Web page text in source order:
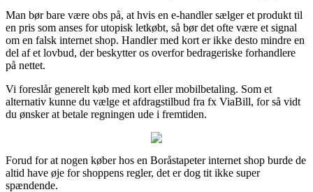
Man bør bare være obs på, at hvis en e-handler sælger et produkt til
en pris som anses for utopisk letkøbt, så bør det ofte være et signal
om en falsk internet shop. Handler med kort er ikke desto mindre en
del af et lovbud, der beskytter os overfor bedrageriske forhandlere
på nettet.
Vi foreslår generelt køb med kort eller mobilbetaling. Som et
alternativ kunne du vælge et afdragstilbud fra fx ViaBill, for så vidt
du ønsker at betale regningen ude i fremtiden.
Forud for at nogen køber hos en Boråstapeter internet shop burde de
altid have øje for shoppens regler, det er dog tit ikke super
spændende.